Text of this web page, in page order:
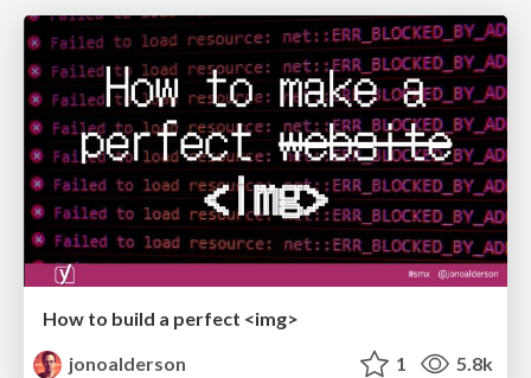
How to build a perfect <img>
jonoalderson
1 5.8k